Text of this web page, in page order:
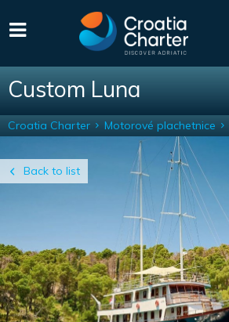
Custom Luna
Back to list
Croatia Charter Motorové plachetnice